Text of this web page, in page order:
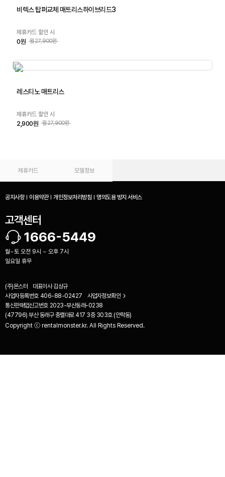
비렉스 탑퍼교체 매트리스하이브리드3
제휴카드 할인 시
0원 월27,900원
레스티노 매트리스
제휴카드 할인 시
2,900원 월27,900원
제휴카드 모델정보
공지사항 이용약관 개인정보처리방침 명의도용 방지 서비스
고객센터
1666-5449
월~토 오전 9시 ~ 오후 7시
일요일 휴무
(주)몬스터 대표이사 김상규
사업자등록번호 406-88-02427
사업자정보확인
통신판매업신고번호 2023-부산동래-0238
(47796) 부산 동래구 충렬대로 417 3층 303호 (안락동)
Copyright ⓒ rentalmonster.kr. All Rights Reserved.